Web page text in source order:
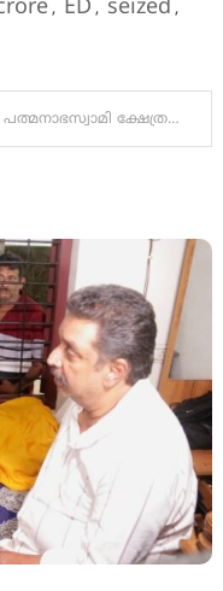
, ED , seized ,
ശ്രീ പത്മനാഭസ്വാമി ക്ഷേത്രത്തിൽ ആറുവർഷം കൂടുമ്പോൾ നടക്കുന്ന മുറജപം: